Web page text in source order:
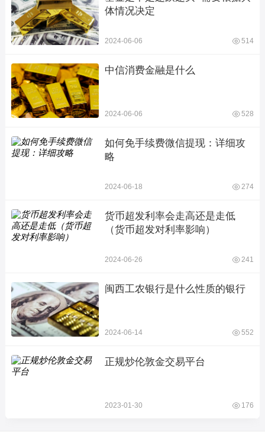
体情况决定
2024-06-06 514
中信消费金融是什么
2024-06-06 528
如何免手续费微信提现：详细攻
略
2024-06-18 274
货币超发利率会走高还是走低
（货币超发对利率影响）
2024-06-26 241
闽西工农银行是什么性质的银行
2024-06-14 552
正规炒伦敦金交易平台
2023-01-30 176